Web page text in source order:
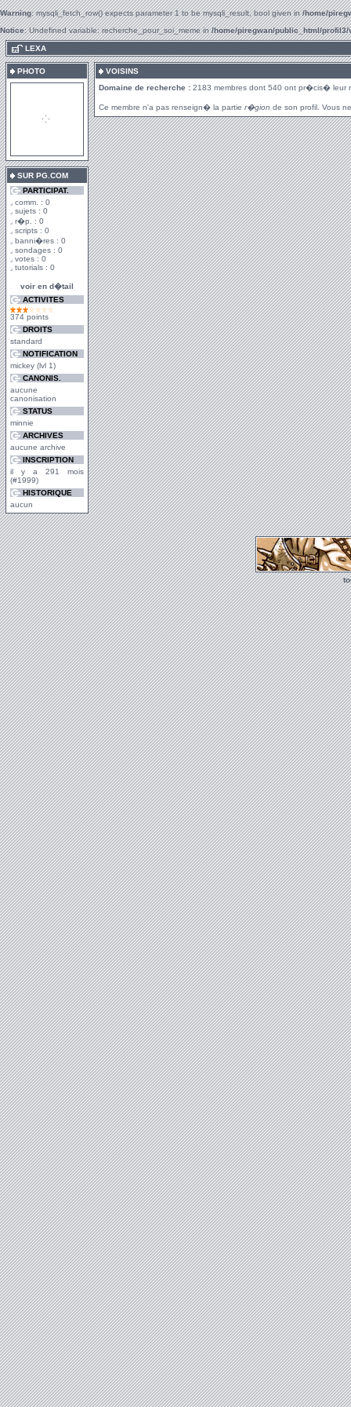
Warning: mysqli_fetch_row() expects parameter 1 to be mysqli_result, bool given in/home/
Notice: Undefined variable: recherche_pour_soi_meme in/home/piregwan/public_html/
LEXA
PHOTO
SUR PG.COM
PARTICIPAT.
comm. : 0
sujets : 0
r�p. : 0
scripts : 0
banni�res : 0
sondages : 0
votes : 0
tutorials : 0
voir en d�tail
ACTIVITES
374 points
DROITS
standard
NOTIFICATION
mickey (lvl 1)
CANONIS.
aucune
canonisation
STATUS
minnie
ARCHIVES
aucune archive
INSCRIPTION
il y a 291 mois
(#1999)
HISTORIQUE
aucun
VOISINS
Domaine de recherche : 2183 membres dont 540 ont pr�cis� leur
Ce membre n'a pas renseign� la partie r�gion de son profil. Vous